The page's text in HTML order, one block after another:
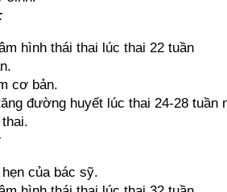
hình thái thai lúc thai 22 tuần
cơ bản.
đường huyết lúc thai 24-28 tuần
của bác sỹ.